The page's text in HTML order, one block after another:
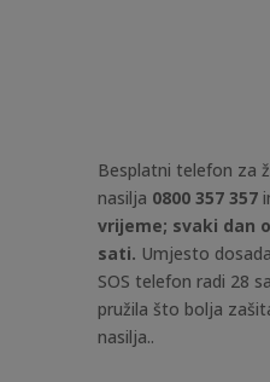
Besplatni telefon za
nasilja 0800 357 357
vrijeme; svaki dan
sati. Umjesto
SOS telefon radi 28
pružila što bolja
nasilja..